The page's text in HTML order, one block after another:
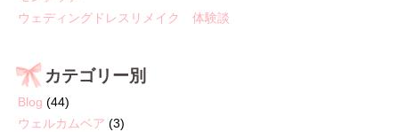
ウェディングドレスリメイク 体験談
カテゴリー別
Blog (44)
ウェルカムベア (3)